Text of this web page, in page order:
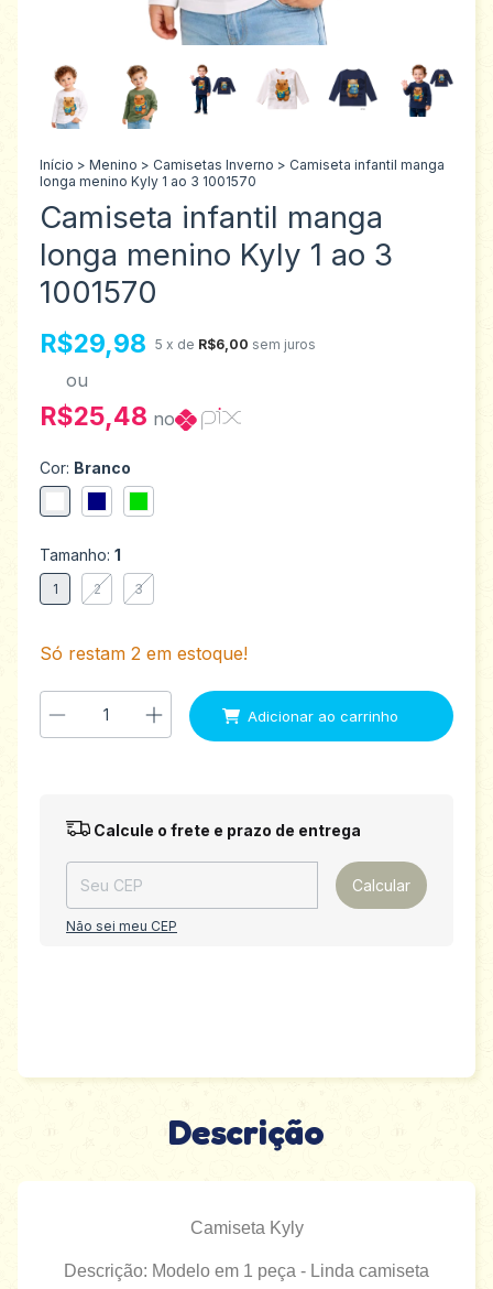
Início > Menino > Camisetas Inverno > Camiseta infantil manga
longa menino Kyly 1 ao 3 1001570
Camiseta infantil manga
longa menino Kyly 1 ao 3
1001570
R$29,98 5 x de R$6,00 sem juros
ou
R$25,48 no
Cor: Branco
Tamanho: 1
1 2 3
Só restam 2 em estoque!
Entregas para o CEP: Alterar CEP
Calcule o frete e prazo de entrega
Calcular
Não sei meu CEP
Descrição
Camiseta Kyly
Descrição: Modelo em 1 peça - Linda camiseta